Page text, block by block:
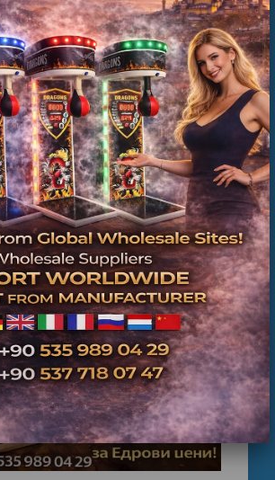
pasif gelir
AL ÇAĞRISI
araştırmadan önce üretici fiyatını
için hemen iletişime geçin.
hızlı teklif alın.
boks makinesi
toptan boks makinesi
fiyat
satın al
makinesi
boks makinesi